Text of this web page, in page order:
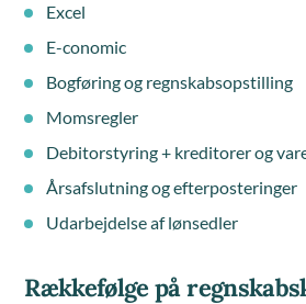
Excel
E-conomic
Bogføring og regnskabsopstilling
Momsregler
Debitorstyring + kreditorer og
Årsafslutning og efterposteringer
Udarbejdelse af lønsedler
Rækkefølge på